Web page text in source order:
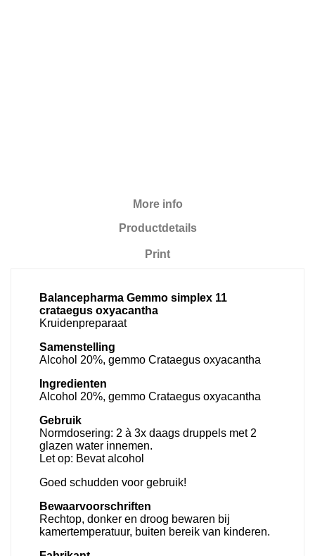
More info
Productdetails
Print
Balancepharma Gemmo simplex 11
crataegus oxyacantha
Kruidenpreparaat
Samenstelling
Alcohol 20%, gemmo Crataegus oxyacantha
Ingredienten
Alcohol 20%, gemmo Crataegus oxyacantha
Gebruik
Normdosering: 2 à 3x daags druppels met 2
glazen water innemen.
Let op: Bevat alcohol
Goed schudden voor gebruik!
Bewaarvoorschriften
Rechtop, donker en droog bewaren bij
kamertemperatuur, buiten bereik van kinderen.